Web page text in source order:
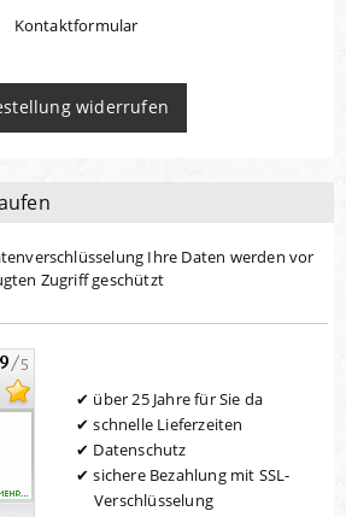
Kontaktformular
widerrufen
Ihre Daten werden vor
Zugriff geschützt
über 25 Jahre für Sie da
schnelle Lieferzeiten
Datenschutz
sichere Bezahlung mit SSL-
Verschlüsselung